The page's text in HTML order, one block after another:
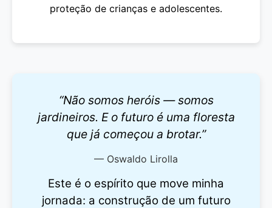
proteção de crianças e adolescentes.
“Não somos heróis — somos
jardineiros. E o futuro é uma floresta
que já começou a brotar.”
— Oswaldo Lirolla
Este é o espírito que move minha
jornada: a construção de um futuro